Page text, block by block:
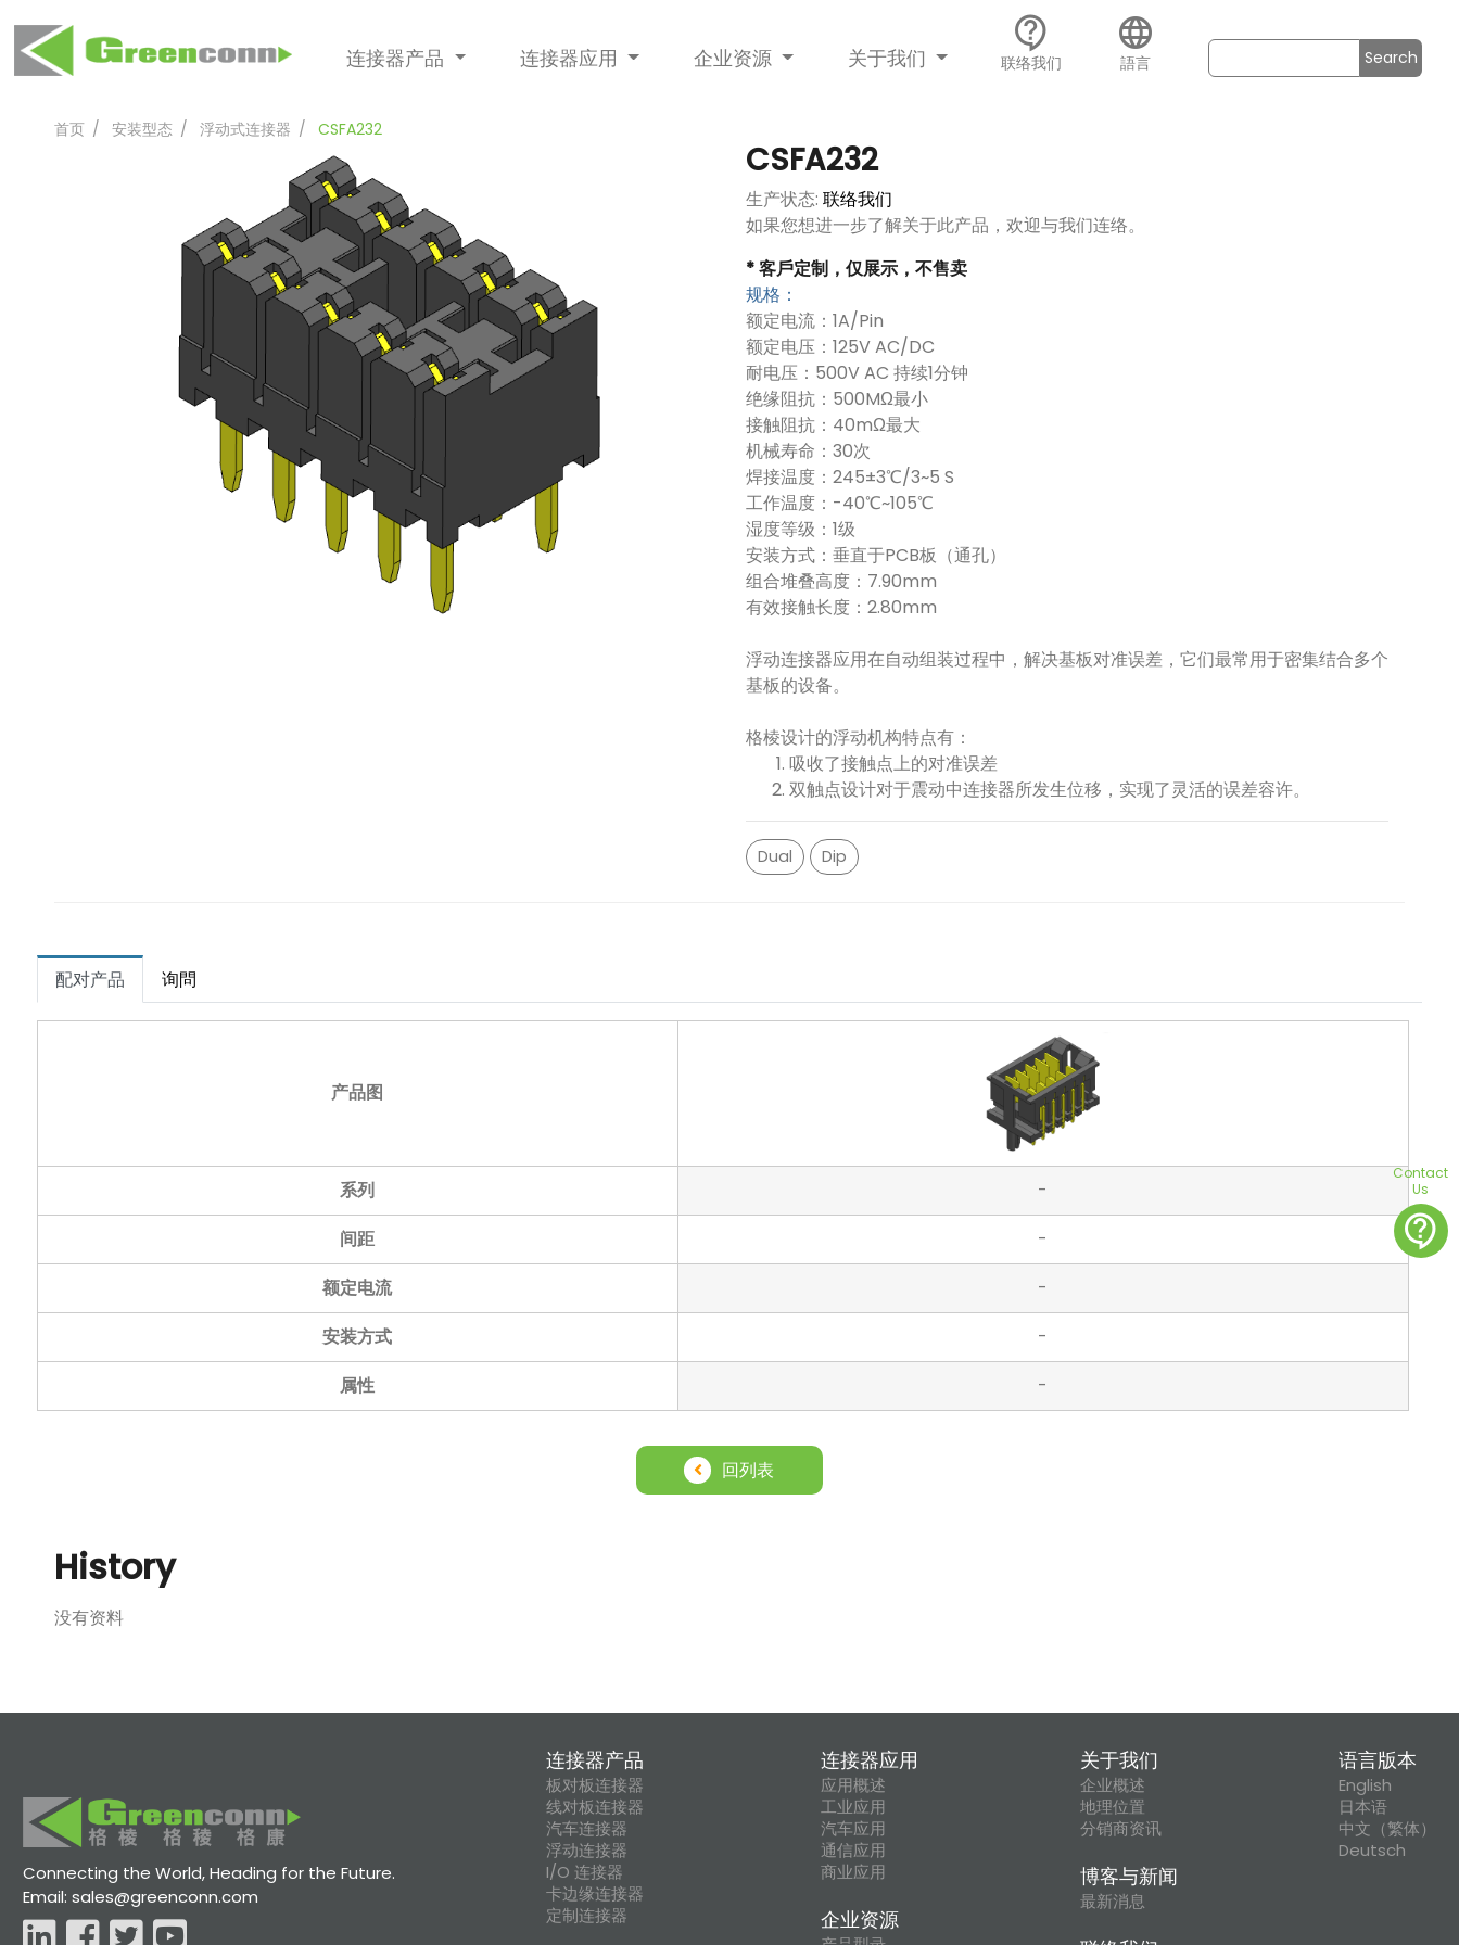
连接器产品 连接器应用 企业资源 关于我们
contact_support
联络我们
language
語言 Search
首页 安装型态 浮动式连接器 CSFA232
CSFA232
生产状态: 联络我们
如果您想进一步了解关于此产品，欢迎与我们连络。
* 客戶定制，仅展示，不售卖
规格：
额定电流：1A/Pin
额定电压：125V AC/DC
耐电压：500V AC 持续1分钟
绝缘阻抗：500MΩ最小
接触阻抗：40mΩ最大
机械寿命：30次
焊接温度：245±3℃/3~5 S
工作温度：-40℃~105℃
湿度等级：1级
安装方式：垂直于PCB板（通孔）
组合堆叠高度：7.90mm
有效接触长度：2.80mm
浮动连接器应用在自动组装过程中，解决基板对准误差，它们最常用于密集结合多个
基板的设备。
格棱设计的浮动机构特点有：
吸收了接触点上的对准误差
双触点设计对于震动中连接器所发生位移，实现了灵活的误差容许。
Dual Dip
配对产品 询問
产品图
系列
-
间距
-
额定电流
-
安装方式
-
属性
-
回列表
History
没有资料
Connecting the World, Heading for the Future.
Email: sales@greenconn.com
连接器产品
板对板连接器
线对板连接器
汽车连接器
浮动连接器
I/O 连接器
卡边缘连接器
定制连接器
连接器应用
应用概述
工业应用
汽车应用
通信应用
商业应用
企业资源
关于我们
企业概述
地理位置
分销商资讯
博客与新闻
最新消息
语言版本
English
日本语
中文（繁体）
Deutsch
Contact
Us
contact_support